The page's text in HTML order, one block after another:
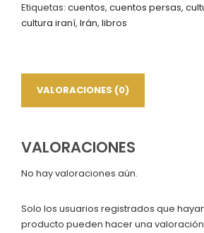
Etiquetas: cuentos, cuentos persas,
cultura iraní, Irán, libros
VALORACIONES (0)
VALORACIONES
No hay valoraciones aún.
Solo los usuarios registrados que
producto pueden hacer una